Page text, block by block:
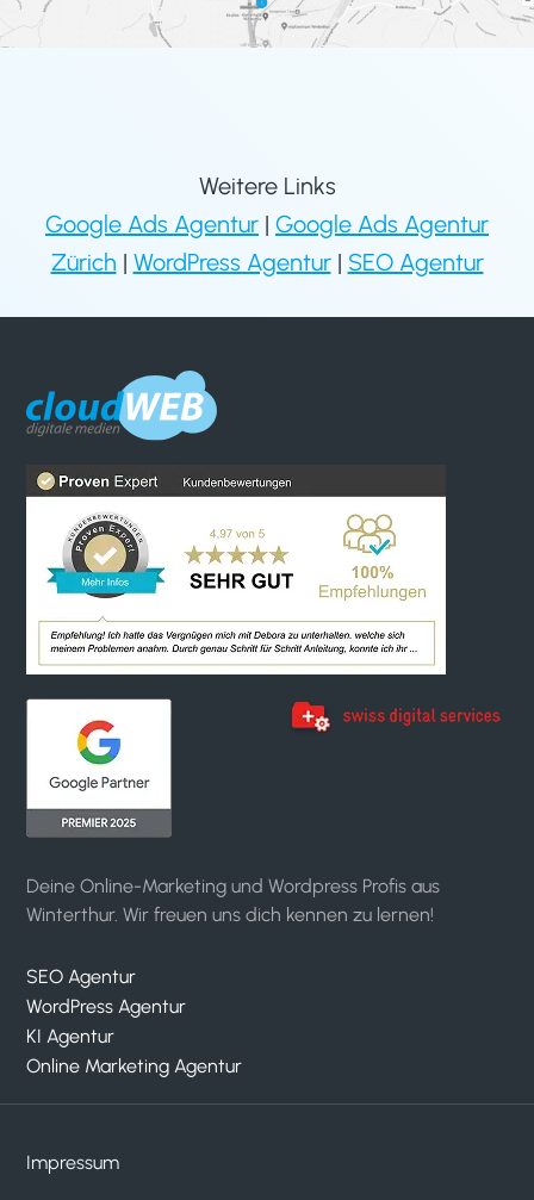
Weitere Links
Google Ads Agentur | Google Ads Agentur
Zürich | WordPress Agentur| SEO Agentur
Deine Online-Marketing und Wordpress Profis aus
Winterthur. Wir freuen uns dich kennen zu lernen!
SEO Agentur
WordPress Agentur
KI Agentur
Online Marketing Agentur
Impressum